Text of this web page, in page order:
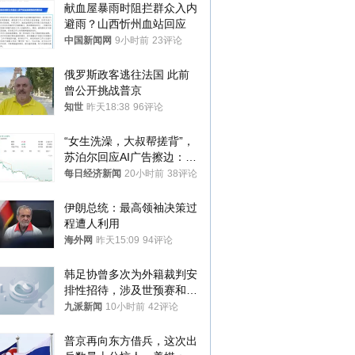
献血屋暴雨时阻拦群众入内
避雨？山西忻州血站回应
中国新闻网 9小时前 23评论
俄罗斯政客逃往法国 此前
曾公开挑战普京
知世 昨天18:38 96评论
“女生洗澡，大叔帮搓背”，
苏泊尔回应AI广告擦边：视
频全下架，已强化内容管理
每日经济新闻 20小时前 38评论
伊朗总统：最高领袖决策过
程遭人利用
海外网 昨天15:09 94评论
韩足协曾多次为外籍裁判安
排性招待，涉及世预赛和奥
预赛，韩足协回应
九派新闻 10小时前 42评论
普京再向东方借兵，这次出